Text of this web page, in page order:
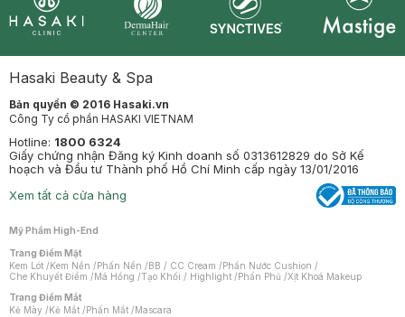
Hasaki Beauty & Spa
Bản quyền © 2016 Hasaki.vn
Công Ty cổ phần HASAKI VIETNAM
Hotline: 1800 6324
Giấy chứng nhận Đăng ký Kinh doanh số 0313612829 do Sở Kế
hoạch và Đầu tư Thành phố Hồ Chí Minh cấp ngày 13/01/2016
Xem tất cả cửa hàng
Mỹ Phẩm High-End
Trang Điểm Mặt
Kem Lót /Kem Nền /Phấn Nền /BB / CC Cream /Phấn Nước Cushion /
Che Khuyết Điểm /Má Hồng /Tạo Khối / Highlight /Phấn Phủ /Xịt Khoá Makeup
Trang Điểm Mắt
Kẻ Mày /Kẻ Mắt /Phấn Mắt /Mascara